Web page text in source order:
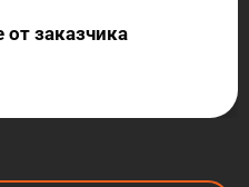
заказчика